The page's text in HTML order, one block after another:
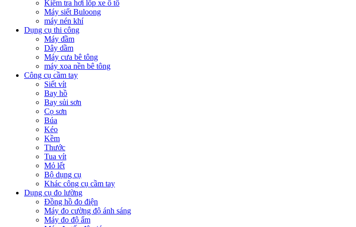
Kiểm tra hơi lốp xe ô tô
Máy siết Buloong
máy nén khí
Dụng cụ thi công
Máy đầm
Dây dầm
Máy cưa bê tông
máy xoa nền bê tông
Công cụ cầm tay
Siết vít
Bay hồ
Bay sủi sơn
Cọ sơn
Búa
Kéo
Kềm
Thước
Tua vít
Mỏ lết
Bộ dụng cụ
Khác công cụ cầm tay
Dụng cụ đo lường
Đồng hồ đo điện
Máy đo cường độ ánh sáng
Máy đo độ ẩm